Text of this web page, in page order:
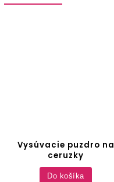
Vysúvacie puzdro na
ceruzky
Do košíka